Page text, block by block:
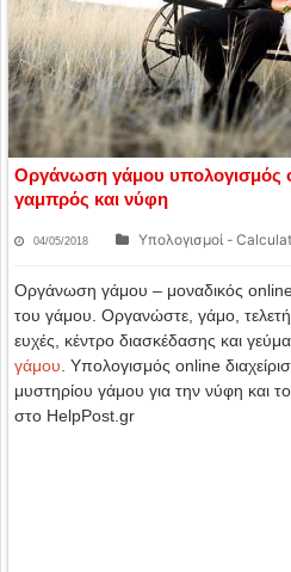
Οργάνωση γάμου υπολογισμός
γαμπρός και νύφη
04/05/2018 Υπολογισμοί -
Οργάνωση γάμου – μοναδικός
του γάμου. Οργανώστε, γάμο,
ευχές, κέντρο διασκέδασης και
γάμου . Υπολογισμός online
μυστηρίου γάμου για την νύφη και
στο HelpPost.gr